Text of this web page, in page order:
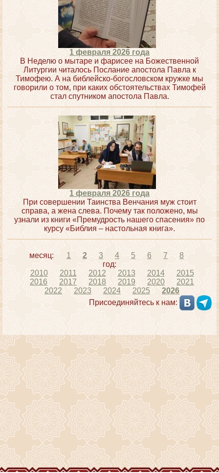
1 февраля 2026 года
В Неделю о мытаре и фарисее на Божественной
Литургии читалось Послание апостола Павла к
Тимофею. А на библейско-богословском кружке мы
говорили о том, при каких обстоятельствах Тимофей
стал спутником апостола Павла.
1 февраля 2026 года
При совершении Таинства Венчания муж стоит
справа, а жена слева. Почему так положено, мы
узнали из книги «Премудрость нашего спасения» по
курсу «Библия – настольная книга».
месяц: 1 2 3 4 5 6 7
8
год:
2010
2011 2012 2013 2014
2015
2016
2017 2018 2019 2020
2021
2022
2023 2024 2025
2026
Присоединяйтесь к нам: